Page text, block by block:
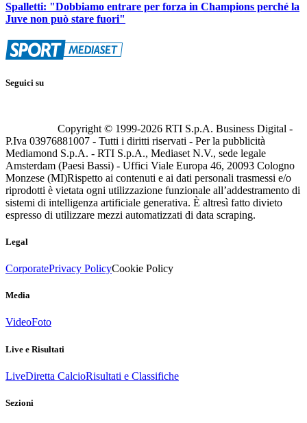
Spalletti: "Dobbiamo entrare per forza in Champions perché la
Juve non può stare fuori"
Seguici su
Copyright © 1999-2026 RTI S.p.A. Business Digital -
P.Iva 03976881007 - Tutti i diritti riservati - Per la pubblicità
Mediamond S.p.A. - RTI S.p.A., Mediaset N.V., sede legale
Amsterdam (Paesi Bassi) - Uffici Viale Europa 46, 20093 Cologno
Monzese (MI)Rispetto ai contenuti e ai dati personali trasmessi e/o
riprodotti è vietata ogni utilizzazione funzionale all’addestramento di
sistemi di intelligenza artificiale generativa. È altresì fatto divieto
espresso di utilizzare mezzi automatizzati di data scraping.
Legal
CorporatePrivacy PolicyCookie Policy
Media
VideoFoto
Live e Risultati
LiveDiretta CalcioRisultati e Classifiche
Sezioni